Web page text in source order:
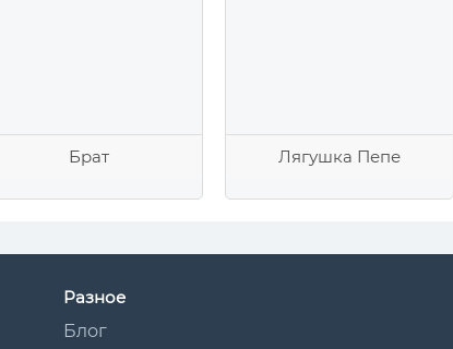
Брат Лягушка Пепе
Разное
Блог